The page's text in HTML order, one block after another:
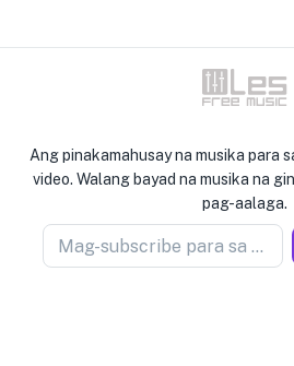
Ang pinakamahusay na musika para
video. Walang bayad na musika na
pag-aalaga.
Mag-subscribe para sa newseller